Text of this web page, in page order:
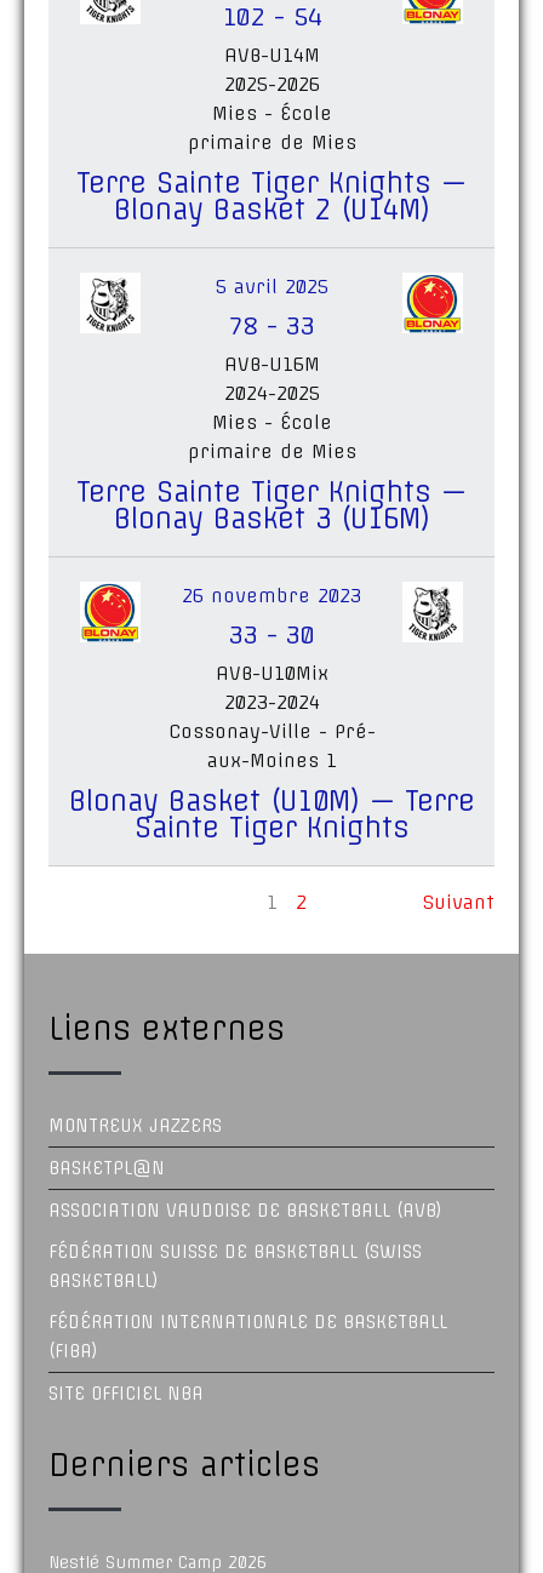
102 - 54
AVB-U14M
2025-2026
Mies - École
primaire de Mies
Terre Sainte Tiger Knights —
Blonay Basket 2 (U14M)
5 avril 2025
78 - 33
AVB-U16M
2024-2025
Mies - École
primaire de Mies
Terre Sainte Tiger Knights —
Blonay Basket 3 (U16M)
26 novembre 2023
33 - 30
AVB-U10Mix
2023-2024
Cossonay-Ville - Pré-
aux-Moines 1
Blonay Basket (U10M) — Terre
Sainte Tiger Knights
1 2 Suivant
Liens externes
MONTREUX JAZZERS
BASKETPL@N
ASSOCIATION VAUDOISE DE BASKETBALL (AVB)
FÉDÉRATION SUISSE DE BASKETBALL (SWISS
BASKETBALL)
FÉDÉRATION INTERNATIONALE DE BASKETBALL
(FIBA)
SITE OFFICIEL NBA
Derniers articles
Nestlé Summer Camp 2026